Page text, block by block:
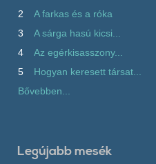
2
A farkas és a róka
3
A sárga hasú kicsi...
4
Az egérkisasszony...
5
Hogyan keresett társat...
Bővebben...
Legújabb mesék